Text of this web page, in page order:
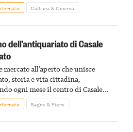
Cultura & Cinema
dell’antiquariato di Casale
mercato all’aperto che unisce
storia e vita cittadina,
ogni mese il centro di Casale
in un luogo di scoperta e racconto
Sagre & Fiere